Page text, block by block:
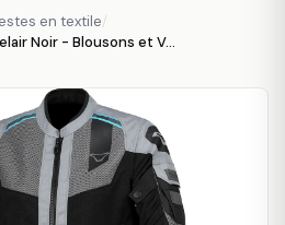
en textile/
Blouson Femme Macna Travelair Noir - Blousons et Vestes Moto Femme MACNA